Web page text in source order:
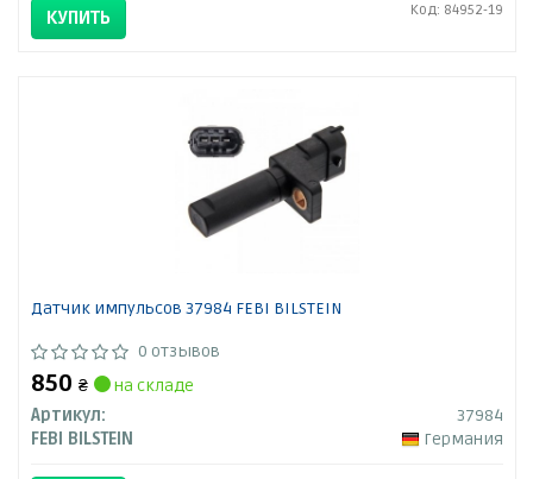
КУПИТЬ Код: 84952-19
Датчик импульсов 37984 FEBI BILSTEIN
0 отзывов
850 ₴
на складе
Артикул:
37984
FEBI BILSTEIN
Германия